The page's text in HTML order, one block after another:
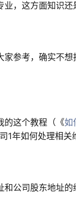
，这方面知识
参考，确实不
的这个教程（《如
年如何处理相关
公司股东地址